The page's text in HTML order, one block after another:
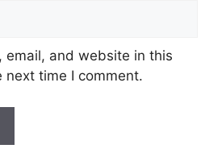
email, and website in this
next time I comment.